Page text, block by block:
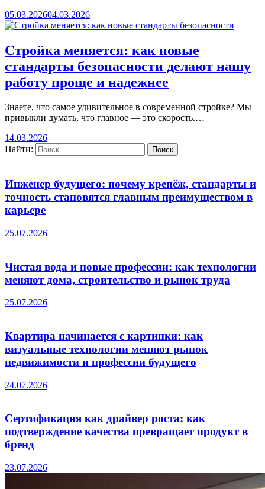
05.03.202604.03.2026
Стройка меняется: как новые
стандарты безопасности делают нашу
работу проще и надежнее
Знаете, что самое удивительное в современной стройке? Мы
привыкли думать, что главное — это скорость.…
14.03.2026
Найти:
Инженер будущего: почему крепёж, стандарты и
точность становятся главным преимуществом в
карьере
25.07.2026
Чистая вода и новые профессии: как технологии
меняют дома, строительство и рынок труда
25.07.2026
Квартира начинается с картинки: как
визуальные технологии меняют рынок
недвижимости и профессии будущего
24.07.2026
Сертификация как драйвер роста: как
подтверждение качества превращает продукт в
бренд
23.07.2026